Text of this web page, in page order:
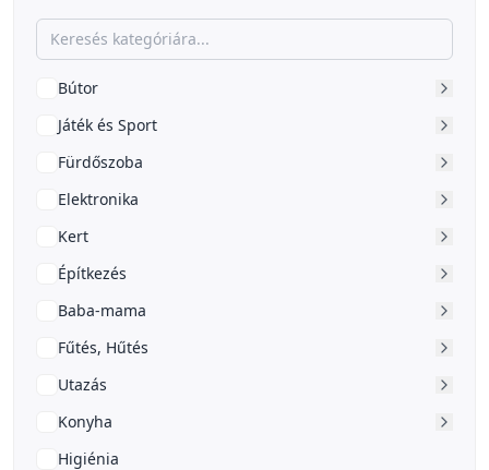
Bútor
Játék és Sport
Fürdőszoba
Elektronika
Kert
Építkezés
Baba-mama
Fűtés, Hűtés
Utazás
Konyha
Higiénia